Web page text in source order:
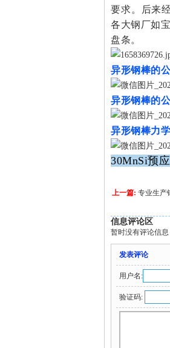
要求。后来
各大钢厂如
盘条。
异形钢棒的
异形钢棒的
异形钢棒力
30MnSi预
上一篇: 专业生产
信息评论区
暂时没有评论信息
发表评论
用户名:
验证码: